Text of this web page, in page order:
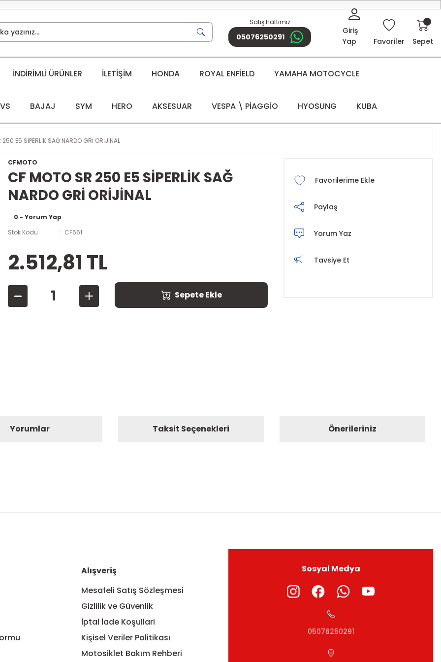
Satış Hattımız
05076250291
Giriş
Yap
Favoriler Sepet
İNDİRİMLİ ÜRÜNLER İLETİŞİM HONDA ROYAL ENFİELD YAMAHA MOTOCYCLE
BAJAJ SYM HERO AKSESUAR VESPA \ PİAGGİO HYOSUNG KUBA
250 E5 SİPERLİK SAĞ NARDO GRİ ORİJİNAL
CFMOTO
CF MOTO SR 250 E5 SİPERLİK SAĞ
NARDO GRİ ORİJİNAL
0 - Yorum Yap
Stok Kodu
CF661
2.512,81 TL
Sepete Ekle
Paylaş
Yorum Yaz
Tavsiye Et
Yorumlar Taksit Seçenekleri Önerileriniz
Alışveriş
Mesafeli Satış Sözleşmesi
Gizlilik ve Güvenlik
İptal İade Koşullari
Kişisel Veriler Politikası
Motosiklet Bakım Rehberi
Sosyal Medya
05076250291